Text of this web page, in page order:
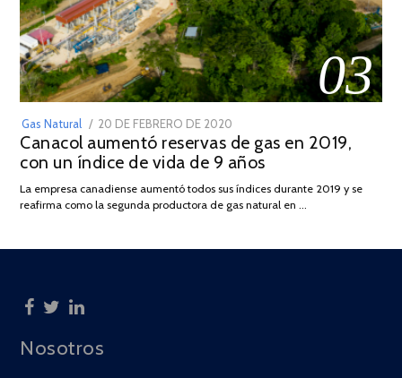
03
Gas Natural
POSTED
ON
20 DE FEBRERO DE 2020
DE
JULIO
2025
Canacol aumentó reservas de gas en 2019,
con un índice de vida de 9 años
La empresa canadiense aumentó todos sus índices durante 2019 y se
reafirma como la segunda productora de gas natural en …
Nosotros